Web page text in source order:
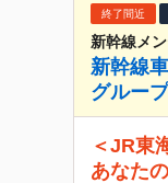
終了間近
新幹線メ
新幹線
グルー
＜JR東
あなた